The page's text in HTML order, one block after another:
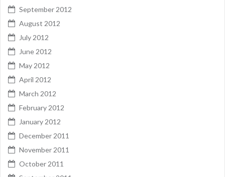
September 2012
August 2012
July 2012
June 2012
May 2012
April 2012
March 2012
February 2012
January 2012
December 2011
November 2011
October 2011